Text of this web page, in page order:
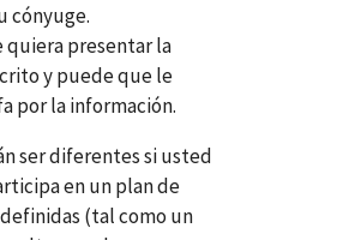
cónyuge.
presentar la
y puede que le
por la información.
ser diferentes si usted
en un plan de
(tal como un